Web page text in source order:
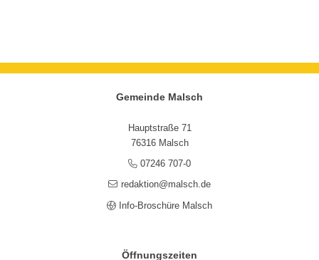
Gemeinde Malsch
Hauptstraße 71
76316 Malsch
07246 707-0
redaktion@malsch.de
Info-Broschüre Malsch
Öffnungszeiten